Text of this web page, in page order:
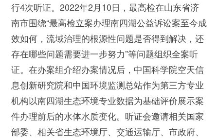
行4次听证。2022年2月10日，最高检在山东省济
南市围绕“最高检立案办理南四湖公益诉讼案至今成
效如何，流域治理的根源性问题是否得到解决，还
存在哪些问题需要进一步努力”等问题组织全案听
证。在办案组介绍办案情况后，中国科学院空天信
息创新研究院和中国环境监测总站作为第三方专业
机构以南四湖生态环境专业数据为基础评价展示案
件办理前后的水体水质变化。听证会邀请相关国家
部委、相关省生态环境厅、交通运输厅、市政府、